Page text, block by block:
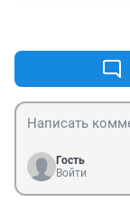
Гость
Войти